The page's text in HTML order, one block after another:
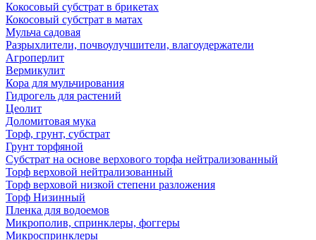
Кокосовый субстрат в брикетах
Кокосовый субстрат в матах
Мульча садовая
Разрыхлители, почвоулучшители, влагоудержатели
Агроперлит
Вермикулит
Кора для мульчирования
Гидрогель для растений
Цеолит
Доломитовая мука
Торф, грунт, субстрат
Грунт торфяной
Субстрат на основе верхового торфа нейтрализованный
Торф верховой нейтрализованный
Торф верховой низкой степени разложения
Торф Низинный
Пленка для водоемов
Микрополив, спринклеры, фоггеры
Микроспринклеры